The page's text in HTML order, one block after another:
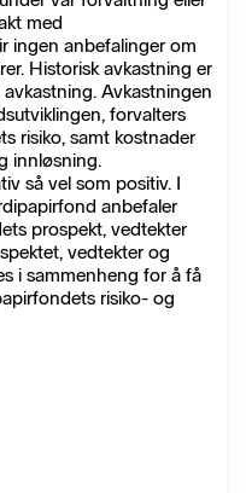
med
ingen anbefalinger om
Historisk avkastning er
Avkastningen
forvalters
risiko, samt kostnader
innløsning.
så vel som positiv. I
anbefaler
prospekt, vedtekter
vedtekter og
i sammenheng for å få
risiko- og